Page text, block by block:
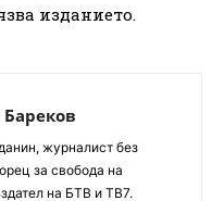
изданието.
журналист без
за свобода на
на БТВ и ТВ7.